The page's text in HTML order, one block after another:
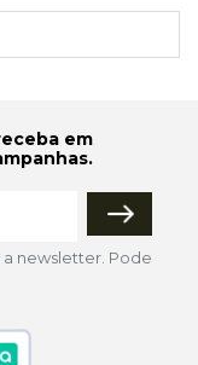
em
a newsletter. Pode